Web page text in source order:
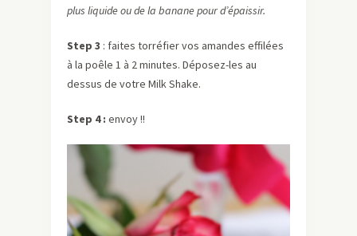
plus liquide ou de la banane pour d’épaissir.
Step 3 : faites torréfier vos amandes effilées
à la poêle 1 à 2 minutes. Déposez-les au
dessus de votre Milk Shake.
Step 4 : envoy !!